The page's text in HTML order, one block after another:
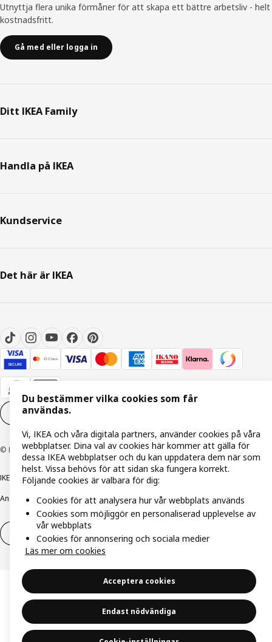
Utnyttja flera unika förmåner för att skapa ett bättre arbetsliv - helt
kostnadsfritt.
Gå med eller logga in
Ditt IKEA Family
Handla på IKEA
Kundservice
Det här är IKEA
Inställningar för Cookies
© Inter IKEA Systems B.V. 1999-2026
IKEA Family integritetspolicyIntegritetspolicyCookiepolicy
Ansvarsfullt avslöjandepolicyE-postKöp- & leveransvillkorBolagsinformation
Utöva ångerrätt Utöva ångerrätten för tjänster
Du bestämmer vilka cookies som får
användas.
Vi, IKEA och våra digitala partners, använder cookies på våra
webbplatser. Dina val av cookies här kommer att gälla för
dessa IKEA webbplatser och du kan uppdatera dem när som
helst. Vissa behövs för att sidan ska fungera korrekt.
Följande cookies är valbara för dig:
Cookies för att analysera hur vår webbplats används
Cookies som möjliggör en personaliserad upplevelse av
vår webbplats
Cookies för annonsering och sociala medier
Läs mer om cookies
Acceptera cookies
Endast nödvändiga